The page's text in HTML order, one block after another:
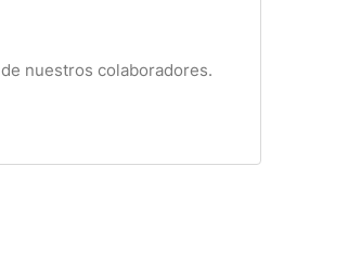
nuestros colaboradores.